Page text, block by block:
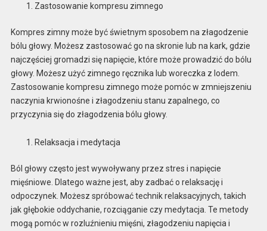
Zastosowanie kompresu zimnego
Kompres zimny może być świetnym sposobem na złagodzenie
bólu głowy. Możesz zastosować go na skronie lub na kark, gdzie
najczęściej gromadzi się napięcie, które może prowadzić do bólu
głowy. Możesz użyć zimnego ręcznika lub woreczka z lodem.
Zastosowanie kompresu zimnego może pomóc w zmniejszeniu
naczynia krwionośne i złagodzeniu stanu zapalnego, co
przyczynia się do złagodzenia bólu głowy.
Relaksacja i medytacja
Ból głowy często jest wywoływany przez stres i napięcie
mięśniowe. Dlatego ważne jest, aby zadbać o relaksację i
odpoczynek. Możesz spróbować technik relaksacyjnych, takich
jak głębokie oddychanie, rozciąganie czy medytacja. Te metody
mogą pomóc w rozluźnieniu mięśni, złagodzeniu napięcia i